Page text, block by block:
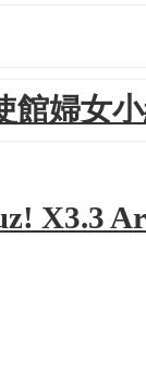
館婦女
X3.3